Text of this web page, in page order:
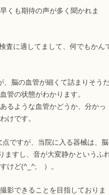
くも期待の声が多く聞かれま
査に適してまして、何でもかん
、脳の血管が細くて詰まりそう
管の状態がわかります。
るような血管かどうか、分かっ
けです。
ですが、当院に入る器械は、脳
ますし、音が大変静かというふ
けど(^_^; ）。
影できることを目指しておりま